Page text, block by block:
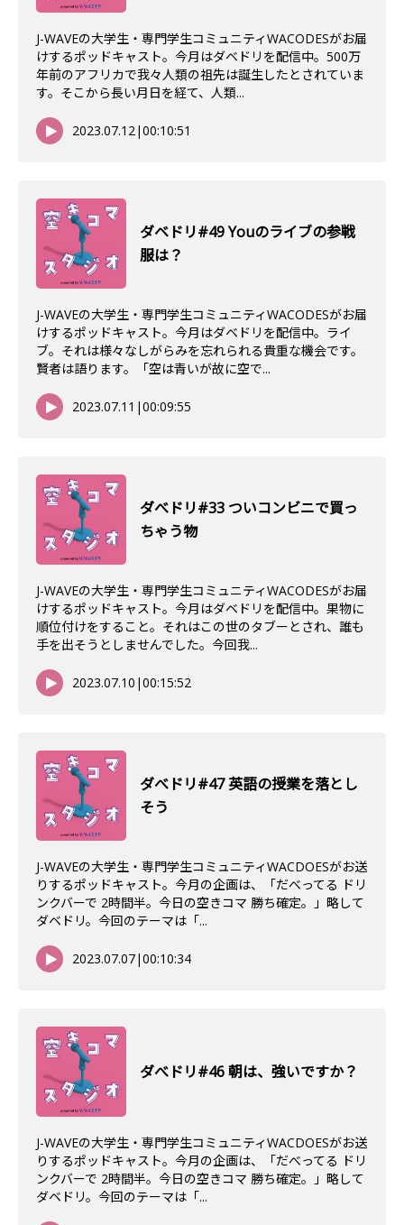
J-WAVEの大学生・専門学生コミュニティWACODESがお届
けするポッドキャスト。今月はダベドリを配信中。500万
年前のアフリカで我々人類の祖先は誕生したとされていま
す。そこから長い月日を経て、人類...
2023.07.12|00:10:51
ダベドリ#49 Youのライブの参戦
服は？
J-WAVEの大学生・専門学生コミュニティWACODESがお届
けするポッドキャスト。今月はダベドリを配信中。ライ
ブ。それは様々なしがらみを忘れられる貴重な機会です。
賢者は語ります。「空は青いが故に空で...
2023.07.11 |00:09:55
ダべドリ#33 ついコンビニで買っ
ちゃう物
J-WAVEの大学生・専門学生コミュニティWACODESがお届
けするポッドキャスト。今月はダベドリを配信中。果物に
順位付けをすること。それはこの世のタブーとされ、誰も
手を出そうとしませんでした。今回我...
2023.07.10 |00:15:52
ダべドリ#47 英語の授業を落とし
そう
J-WAVEの大学生・専門学生コミュニティWACDOESがお送
りするポッドキャスト。今月の企画は、「だべってる ドリ
ンクバーで 2時間半。今日の空きコマ 勝ち確定。」略して
ダベドリ。今回のテーマは「...
2023.07.07|00:10:34
ダべドリ#46 朝は、強いですか？
J-WAVEの大学生・専門学生コミュニティWACDOESがお送
りするポッドキャスト。今月の企画は、「だべってる ドリ
ンクバーで 2時間半。今日の空きコマ 勝ち確定。」略して
ダベドリ。今回のテーマは「...